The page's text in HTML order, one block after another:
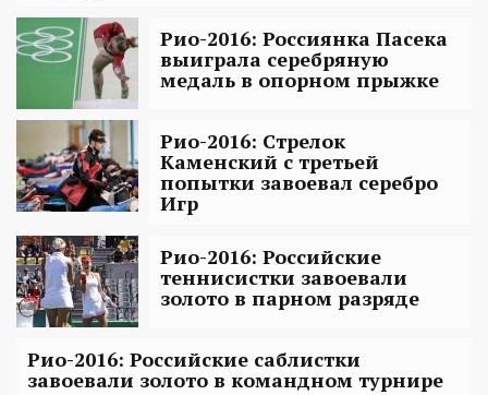
Рио-2016: Россиянка Пасека
выиграла серебряную
медаль в опорном прыжке
Рио-2016: Стрелок
Каменский с третьей
попытки завоевал серебро
Игр
Рио-2016: Российские
теннисистки завоевали
золото в парном разряде
Рио-2016: Российские саблистки
завоевали золото в командном турнире